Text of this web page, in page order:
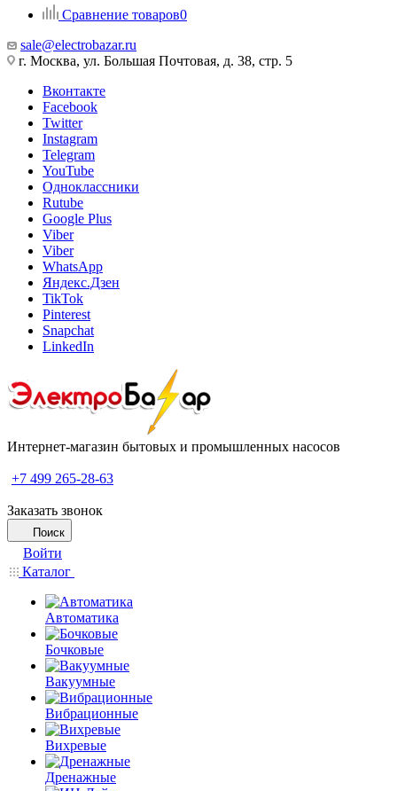
Сравнение товаров0
sale@electrobazar.ru
г. Москва, ул. Большая Почтовая, д. 38, стр. 5
Вконтакте
Facebook
Twitter
Instagram
Telegram
YouTube
Одноклассники
Rutube
Google Plus
Viber
Viber
WhatsApp
Яндекс.Дзен
TikTok
Pinterest
Snapchat
LinkedIn
Интернет-магазин бытовых и промышленных насосов
+7 499 265-28-63
Заказать звонок
Поиск
Войти
Каталог
Автоматика
Бочковые
Вакуумные
Вибрационные
Вихревые
Дренажные